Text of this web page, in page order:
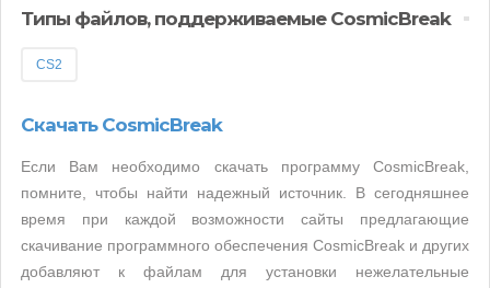
Типы файлов, поддерживаемые CosmicBreak
CS2
Скачать CosmicBreak
Если Вам необходимо скачать программу CosmicBreak,
помните, чтобы найти надежный источник. В сегодняшнее
время при каждой возможности сайты предлагающие
скачивание программного обеспечения CosmicBreak и других
добавляют к файлам для установки нежелательные